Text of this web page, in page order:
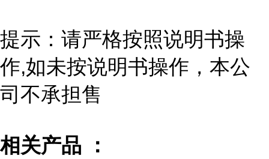
提示：请严格按照说明书操
作,如未按说明书操作，本公
司不承担售
相关产品 ：